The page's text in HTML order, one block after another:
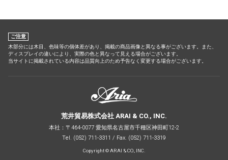
ご注意
木部分には木目、色味等の個体差があり、掲載の商品画像と異なる事がございます。また、
ディスプレイの違いにより、実際の色と異なって見える場合がございます。
当サイトに掲載されている内容は品質向上のため予告なく変更する場合がございます。
荒井貿易株式会社 ARAI & CO., INC.
本社：〒464-0077 愛知県名古屋市千種区神田町12-2
Tel. (052) 711-3311 / Fax. (052) 711-3319
Copyright © ARAI & CO., INC.